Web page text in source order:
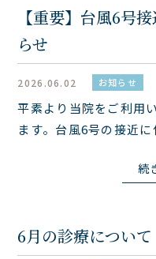
【重要】台風6号
らせ
2026.06.02 お知らせ
平素より当院をご利用
ます。台風6号の接近
ます。皆様の安全を第
続
6月の診療について